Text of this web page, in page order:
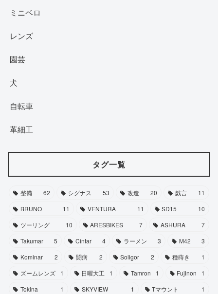
ミニベロ
レンズ
園芸
犬
自転車
革細工
タグ一覧
整備 62 シグナス 53 改造 20 戯言
11
BRUNO
11 VENTURA 11 SD15
10
ツーリング
10 ARESBIKES 7 ASHURA
7
Takumar
5 Cintar 4 ラーメン 3 M42
3
Kominar
2 闘病 2 Soligor 2 種蒔き
1
ズームレンズ
1 日曜大工 1 Tamron 1 Fujinon
1
Tokina
1 SKYVIEW 1 Tマウント
1